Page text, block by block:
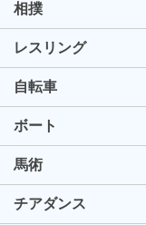
相撲
レスリング
自転車
ボート
馬術
チアダンス